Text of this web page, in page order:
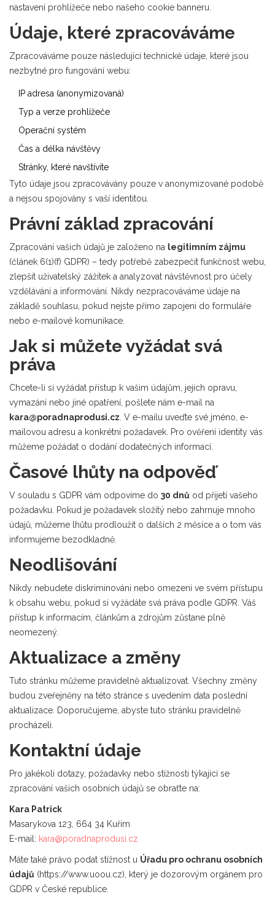
nastavení prohlížeče nebo našeho cookie banneru.
Údaje, které zpracováváme
Zpracováváme pouze následující technické údaje, které jsou
nezbytné pro fungování webu:
IP adresa (anonymizovaná)
Typ a verze prohlížeče
Operační systém
Čas a délka návštěvy
Stránky, které navštívíte
Tyto údaje jsou zpracovávány pouze v anonymizované podobě
a nejsou spojovány s vaší identitou.
Právní základ zpracování
Zpracování vašich údajů je založeno na legitimním zájmu
(článek 6(1)(f) GDPR) – tedy potřebě zabezpečit funkčnost webu,
zlepšit uživatelský zážitek a analyzovat návštěvnost pro účely
vzdělávání a informování. Nikdy nezpracováváme údaje na
základě souhlasu, pokud nejste přímo zapojeni do formuláře
nebo e-mailové komunikace.
Jak si můžete vyžádat svá
práva
Chcete-li si vyžádat přístup k vašim údajům, jejich opravu,
vymazání nebo jiné opatření, pošlete nám e-mail na
kara@poradnaprodusi.cz . V e-mailu uveďte své jméno, e-
mailovou adresu a konkrétní požadavek. Pro ověření identity vás
můžeme požádat o dodání dodatečných informací.
Časové lhůty na odpověď
V souladu s GDPR vám odpovíme do 30 dnů od přijetí vašeho
požadavku. Pokud je požadavek složitý nebo zahrnuje mnoho
údajů, můžeme lhůtu prodloužit o dalších 2 měsíce a o tom vás
informujeme bezodkladně.
Neodlišování
Nikdy nebudete diskriminováni nebo omezeni ve svém přístupu
k obsahu webu, pokud si vyžádáte svá práva podle GDPR. Váš
přístup k informacím, článkům a zdrojům zůstane plně
neomezený.
Aktualizace a změny
Tuto stránku můžeme pravidelně aktualizovat. Všechny změny
budou zveřejněny na této stránce s uvedením data poslední
aktualizace. Doporučujeme, abyste tuto stránku pravidelně
procházeli.
Kontaktní údaje
Pro jakékoli dotazy, požadavky nebo stížnosti týkající se
zpracování vašich osobních údajů se obraťte na:
Kara Patrick
Masarykova 123, 664 34 Kuřim
E-mail: kara@poradnaprodusi.cz
Máte také právo podat stížnost u Úřadu pro ochranu osobních
údajů (https://www.uoou.cz), který je dozorovým orgánem pro
GDPR v České republice.